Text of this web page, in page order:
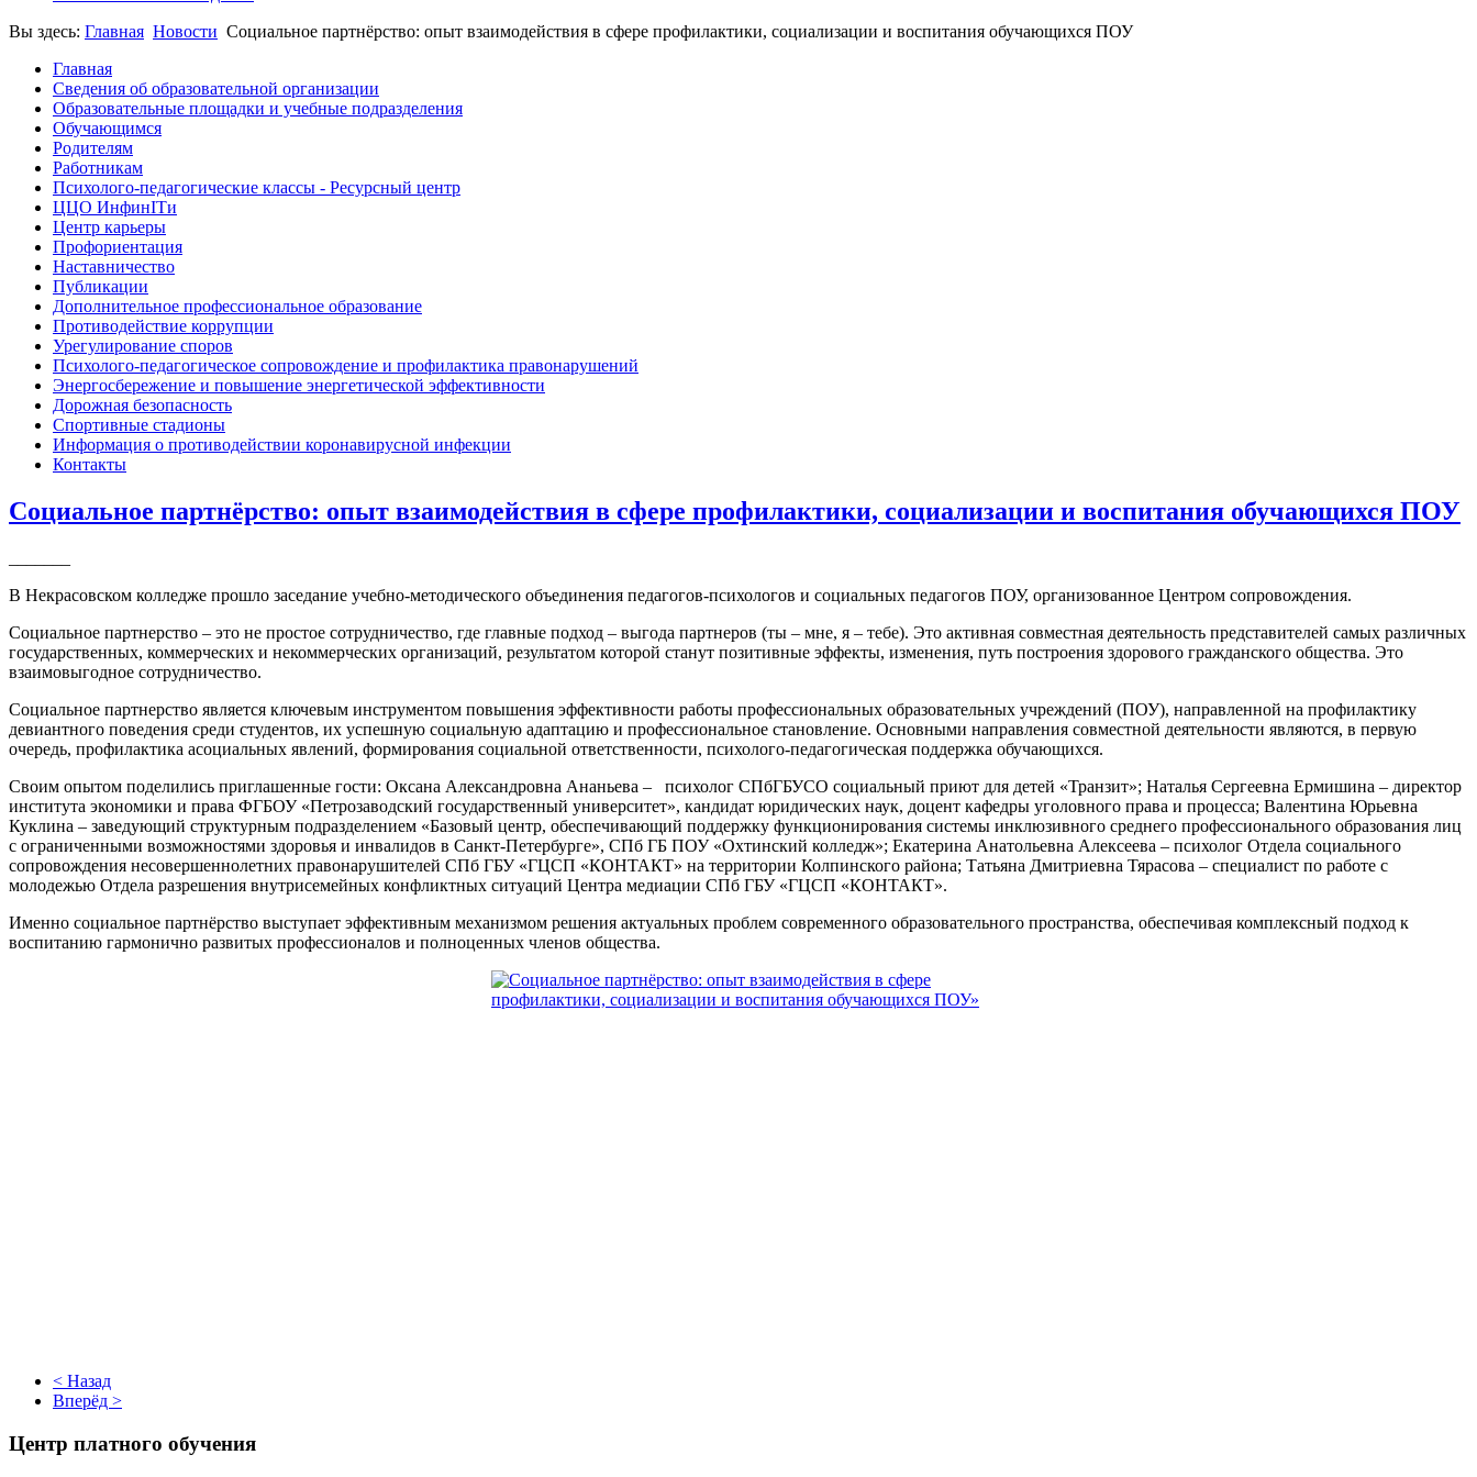
Вы здесь: Главная Новости Социальное партнёрство: опыт взаимодействия в сфере профилактики, социализации и воспитания обучающихся ПОУ
Главная
Сведения об образовательной организации
Образовательные площадки и учебные подразделения
Обучающимся
Родителям
Работникам
Психолого-педагогические классы - Ресурсный центр
ЦЦО ИнфинITи
Центр карьеры
Профориентация
Наставничество
Публикации
Дополнительное профессиональное образование
Противодействие коррупции
Урегулирование споров
Психолого-педагогическое сопровождение и профилактика правонарушений
Энергосбережение и повышение энергетической эффективности
Дорожная безопасность
Спортивные стадионы
Информация о противодействии коронавирусной инфекции
Контакты
Социальное партнёрство: опыт взаимодействия в сфере профилактики, социализации и воспитания обучающихся ПОУ
В Некрасовском колледже прошло заседание учебно-методического объединения педагогов-психологов и социальных педагогов ПОУ, организованное Центром сопровождения.
Социальное партнерство – это не простое сотрудничество, где главные подход – выгода партнеров (ты – мне, я – тебе). Это активная совместная деятельность представителей самых различных
государственных, коммерческих и некоммерческих организаций, результатом которой станут позитивные эффекты, изменения, путь построения здорового гражданского общества. Это
взаимовыгодное сотрудничество.
Социальное партнерство является ключевым инструментом повышения эффективности работы профессиональных образовательных учреждений (ПОУ), направленной на профилактику
девиантного поведения среди студентов, их успешную социальную адаптацию и профессиональное становление. Основными направления совместной деятельности являются, в первую
очередь, профилактика асоциальных явлений, формирования социальной ответственности, психолого-педагогическая поддержка обучающихся.
Своим опытом поделились приглашенные гости: Оксана Александровна Ананьева – психолог СПбГБУСО социальный приют для детей «Транзит»; Наталья Сергеевна Ермишина – директор
института экономики и права ФГБОУ «Петрозаводский государственный университет», кандидат юридических наук, доцент кафедры уголовного права и процесса; Валентина Юрьевна
Куклина – заведующий структурным подразделением «Базовый центр, обеспечивающий поддержку функционирования системы инклюзивного среднего профессионального образования лиц
с ограниченными возможностями здоровья и инвалидов в Санкт-Петербурге», СПб ГБ ПОУ «Охтинский колледж»; Екатерина Анатольевна Алексеева – психолог Отдела социального
сопровождения несовершеннолетних правонарушителей СПб ГБУ «ГЦСП «КОНТАКТ» на территории Колпинского района; Татьяна Дмитриевна Тярасова – специалист по работе с
молодежью Отдела разрешения внутрисемейных конфликтных ситуаций Центра медиации СПб ГБУ «ГЦСП «КОНТАКТ».
Именно социальное партнёрство выступает эффективным механизмом решения актуальных проблем современного образовательного пространства, обеспечивая комплексный подход к
воспитанию гармонично развитых профессионалов и полноценных членов общества.
< Назад
Вперёд >
Центр платного обучения